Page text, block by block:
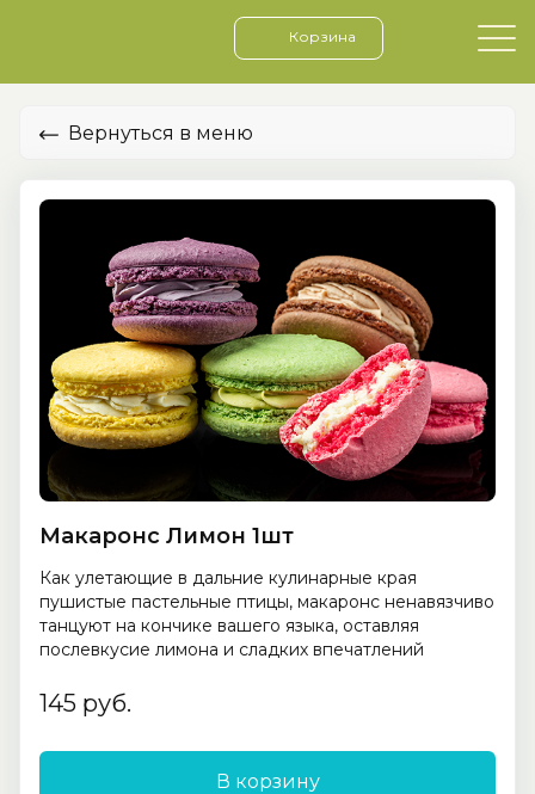
Корзина
Вернуться в меню
Макаронс Лимон 1шт
Как улетающие в дальние кулинарные края
пушистые пастельные птицы, макаронс ненавязчиво
танцуют на кончике вашего языка, оставляя
послевкусие лимона и сладких впечатлений
145 руб.
В корзину